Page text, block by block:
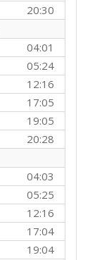
20:30
04:01
05:24
12:16
17:05
19:05
20:28
04:03
05:25
12:16
17:04
19:04